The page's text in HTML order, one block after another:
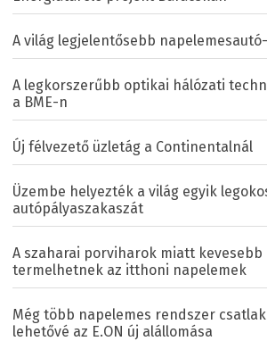
A világ legjelentősebb
A legkorszerűbb optikai hálózati
a BME-n
Új félvezető üzletág a Continentalnál
Üzembe helyezték a világ egyik
autópályaszakaszát
A szaharai porviharok miatt
termelhetnek az itthoni napelemek
Még több napelemes rendszer
lehetővé az E.ON új alállomása